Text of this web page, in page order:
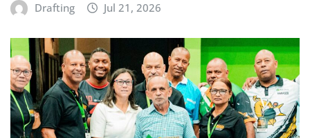
Drafting Jul 21, 2026